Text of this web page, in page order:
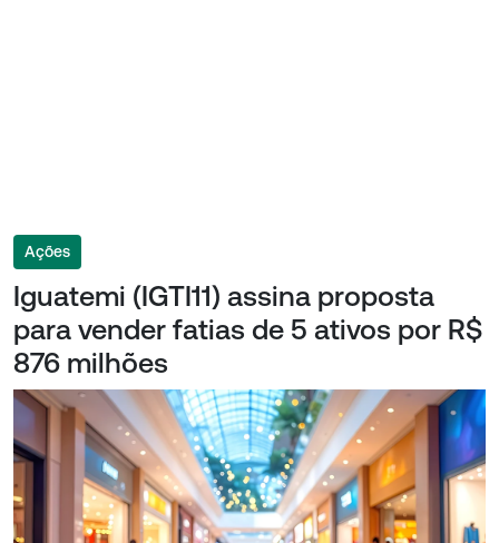
Ações
Iguatemi (IGTI11) assina proposta
para vender fatias de 5 ativos por R$
876 milhões